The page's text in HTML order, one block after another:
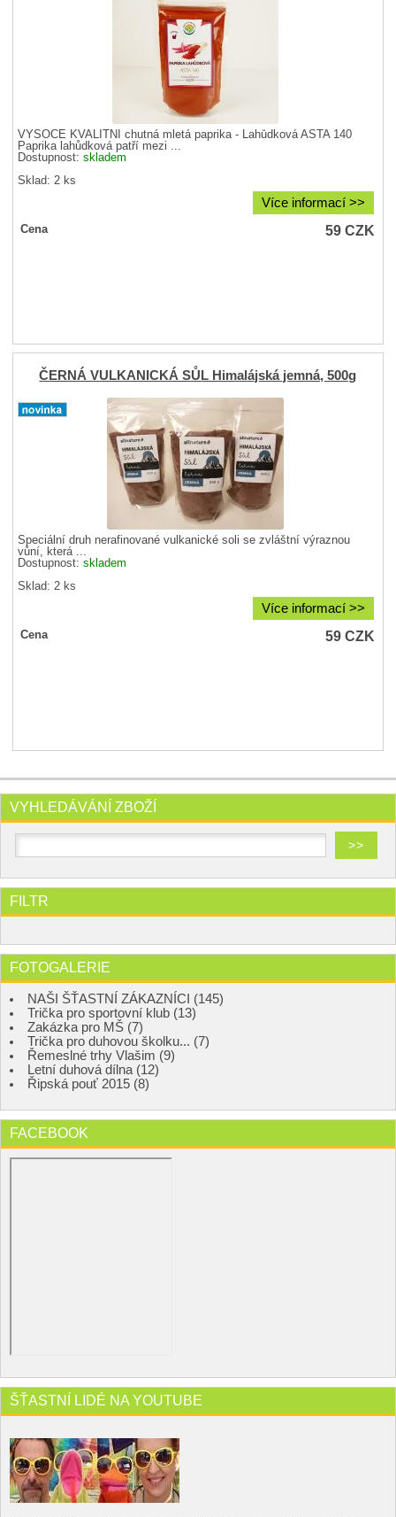
VYSOCE KVALITNÍ chutná mletá paprika - Lahůdková ASTA 140
Paprika lahůdková patří mezi ...
Dostupnost:skladem
Sklad: 2 ks
Více informací >>
Cena 59CZK
ČERNÁ VULKANICKÁ SŮL Himalájská jemná, 500g
Speciální druh nerafinované vulkanické soli se zvláštní výraznou
vůní, která ...
Dostupnost:skladem
Sklad: 2 ks
Více informací >>
Cena 59CZK
VYHLEDÁVÁNÍ ZBOŽÍ
FILTR
FOTOGALERIE
NAŠI ŠŤASTNÍ ZÁKAZNÍCI (145)
Trička pro sportovní klub (13)
Zakázka pro MŠ (7)
Trička pro duhovou školku... (7)
Řemeslné trhy Vlašim (9)
Letní duhová dílna (12)
Řipská pouť 2015 (8)
FACEBOOK
ŠŤASTNÍ LIDÉ NA YOUTUBE